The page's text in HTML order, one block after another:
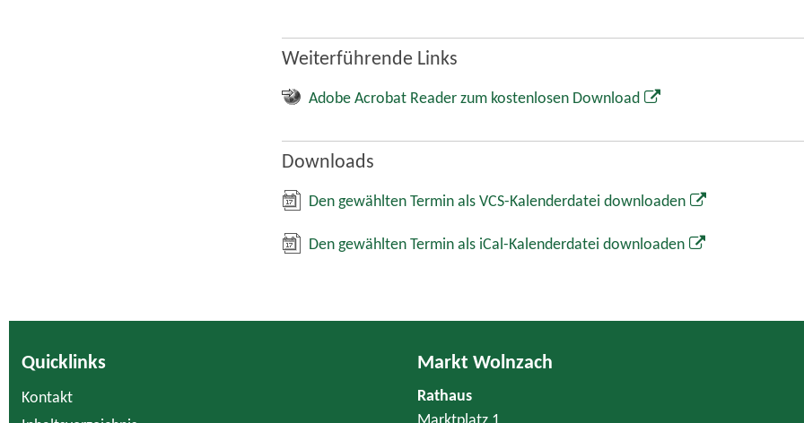
Weiterführende Links
Adobe Acrobat Reader zum kostenlosen Download
Downloads
Den gewählten Termin als VCS-Kalenderdatei downloaden
Den gewählten Termin als iCal-Kalenderdatei downloaden
Quicklinks
Kontakt
Markt Wolnzach
Rathaus